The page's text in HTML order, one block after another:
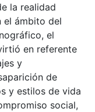
la realidad
el ámbito del
el
en referente
y
de
y estilos de vida
social,